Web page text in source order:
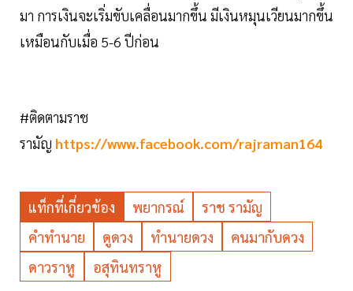
มา การเงินจะเริ่มขับเคลื่อนมากขึ้น มีเงินหมุนเวียนมากขึ้น
เหมือนกับเมื่อ 5-6 ปีก่อน
#​ติดตามราช
รามัญ https://www.facebook.com/rajraman164
แท็กที่เกี่ยวข้อง พยากรณ์
ราช รามัญ
คำทำนาย
ดูดวง ทำนายดวง
คนมากับดวง
ดาวราหู
อสุทินทราหู